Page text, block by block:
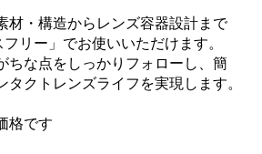
材・構造からレンズ容器設計まで
リー」でお使いいただけます。
ちな点をしっかりフォローし、簡
タクトレンズライフを実現します。
格です